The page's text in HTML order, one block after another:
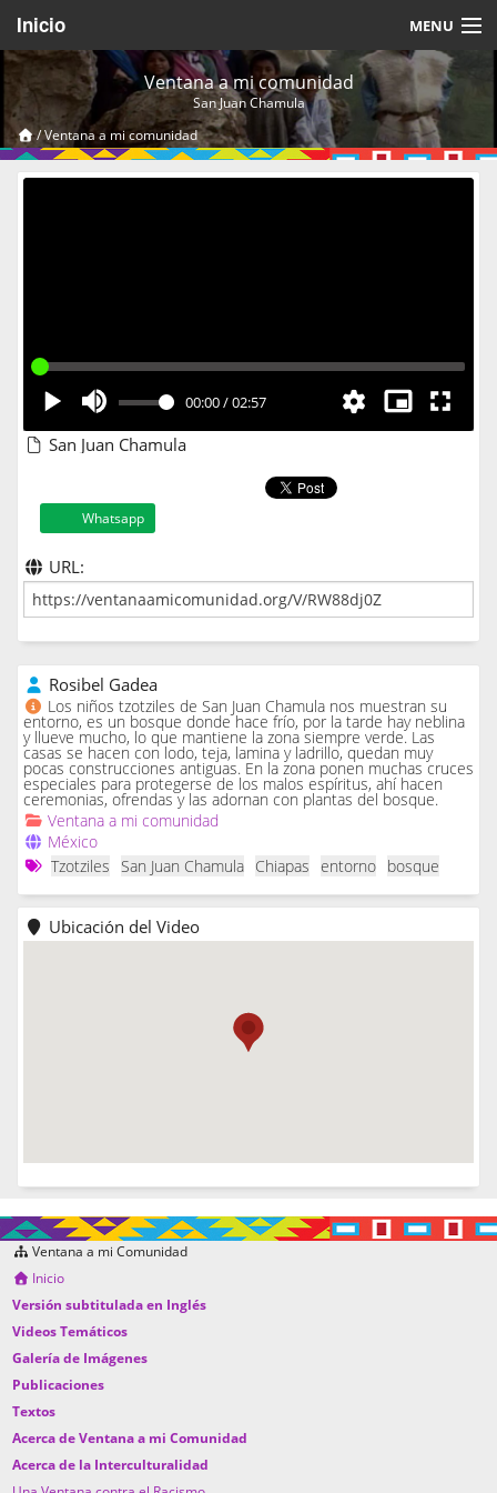
Inicio MENU
Acerca de
Videos Temáticos
Cerrar Sesión
Ventana a mi comunidad
San Juan Chamula
/Ventana a mi comunidad
00:00/02:57
San Juan Chamula
Whatsapp
URL:
Rosibel Gadea
Los niños tzotziles de San Juan Chamula nos muestran su
entorno, es un bosque donde hace frío, por la tarde hay neblina
y llueve mucho, lo que mantiene la zona siempre verde. Las
casas se hacen con lodo, teja, lamina y ladrillo, quedan muy
pocas construcciones antiguas. En la zona ponen muchas cruces
especiales para protegerse de los malos espíritus, ahí hacen
ceremonias, ofrendas y las adornan con plantas del bosque.
Ventana a mi comunidad
México
Tzotziles
San Juan Chamula Chiapas entorno bosque
Ubicación del Video
Ventana a mi Comunidad
Inicio
Versión subtitulada en Inglés
Videos Temáticos
Galería de Imágenes
Publicaciones
Textos
Acerca de Ventana a mi Comunidad
Acerca de la Interculturalidad